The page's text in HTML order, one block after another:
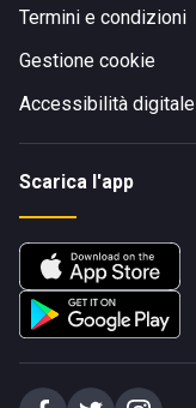
Termini e condizioni
Gestione cookie
Accessibilità digitale
Scarica l'app